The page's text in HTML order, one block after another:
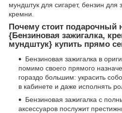
мундштук для сигарет, бензин для
кремни.
Почему стоит подарочный
{Бензиновая зажигалка,
мундштук} купить прямо
Бензиновая зажигалка в
помимо своего прямого
гораздо большим: украсить
в кабинете и даже исполнять
Бензиновая зажигалка с
аксессуаров послужит